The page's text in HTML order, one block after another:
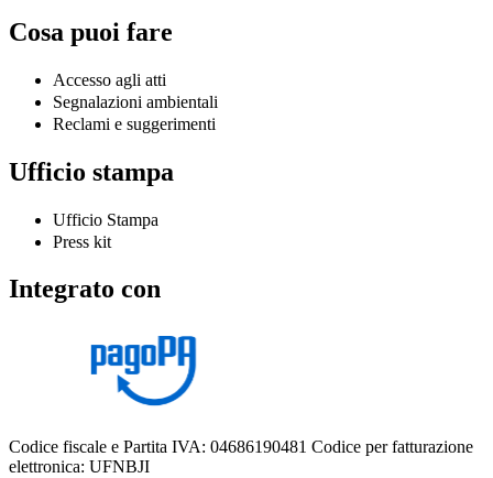
Cosa puoi fare
Accesso agli atti
Segnalazioni ambientali
Reclami e suggerimenti
Ufficio stampa
Ufficio Stampa
Press kit
Integrato con
Codice fiscale e Partita IVA: 04686190481 Codice per fatturazione
elettronica: UFNBJI